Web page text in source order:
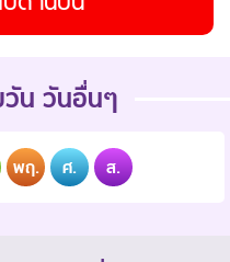
วัน วันอื่นๆ
พฤ. ศ. ส.